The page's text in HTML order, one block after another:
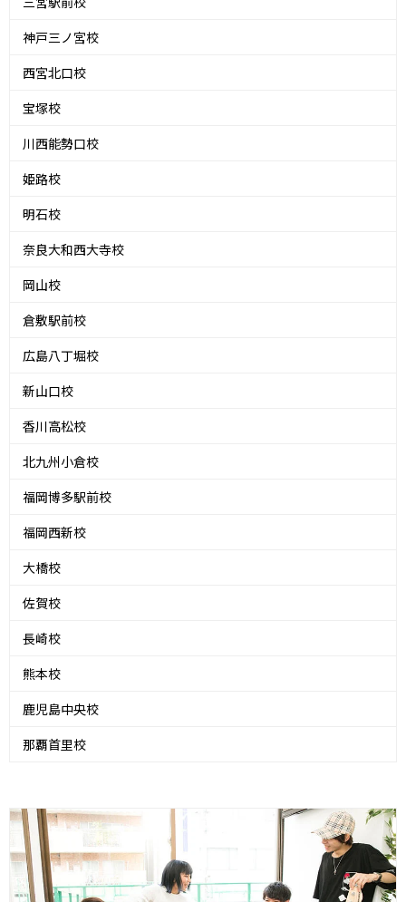
神戸三ノ宮校
西宮北口校
宝塚校
川西能勢口校
姫路校
明石校
奈良大和西大寺校
岡山校
倉敷駅前校
広島八丁堀校
新山口校
香川高松校
北九州小倉校
福岡博多駅前校
福岡西新校
大橋校
佐賀校
長崎校
熊本校
鹿児島中央校
那覇首里校